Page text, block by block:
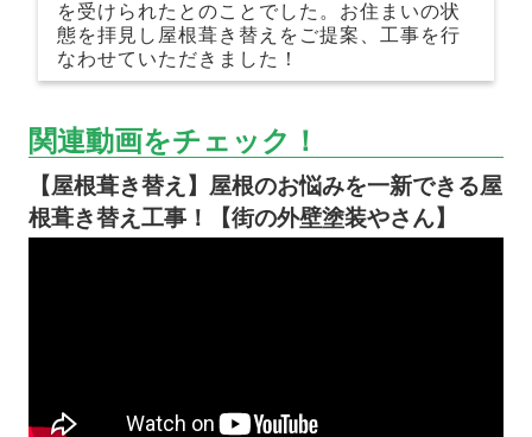
を受けられたとのことでした。お住まいの状
態を拝見し屋根葺き替えをご提案、工事を行
なわせていただきました！
関連動画をチェック！
【屋根葺き替え】屋根のお悩みを一新できる屋
根葺き替え工事！【街の外壁塗装やさん】